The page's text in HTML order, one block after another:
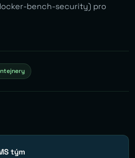
bench-security) pro
tým